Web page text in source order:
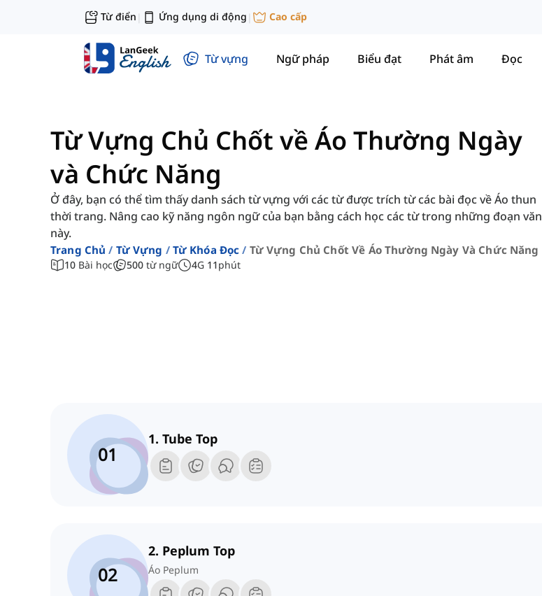
Từ điển | Ứng dụng di động | Cao cấp
Từ vựng Ngữ pháp Biểu đạt Phát âm Đọc
Từ Vựng Chủ Chốt về Áo Thường Ngày
và Chức Năng
Ở đây, bạn có thể tìm thấy danh sách từ vựng với các từ được trích từ các bài đọc về Áo thun
thời trang. Nâng cao kỹ năng ngôn ngữ của bạn bằng cách học các từ trong những đoạn văn
này.
Trang Chủ Từ Vựng Từ Khóa Đọc Từ Vựng Chủ Chốt Về Áo Thường Ngày Và Chức Năng
10 Bài học 500 từ ngữ 4G 11phút
01
1. Tube Top
02
2. Peplum Top
Áo Peplum